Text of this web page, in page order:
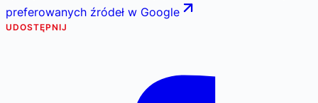
preferowanych źródeł w Google
UDOSTĘPNIJ